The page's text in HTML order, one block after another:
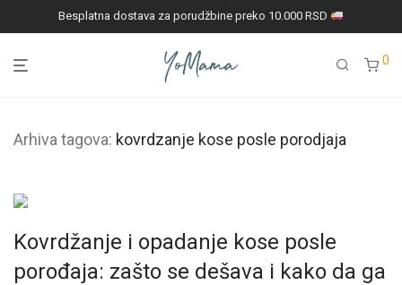
Besplatna dostava za porudžbine preko 10.000 RSD
0
Arhiva tagova: kovrdzanje kose posle porodjaja
Kovrdžanje i opadanje kose posle
porođaja: zašto se dešava i kako da ga